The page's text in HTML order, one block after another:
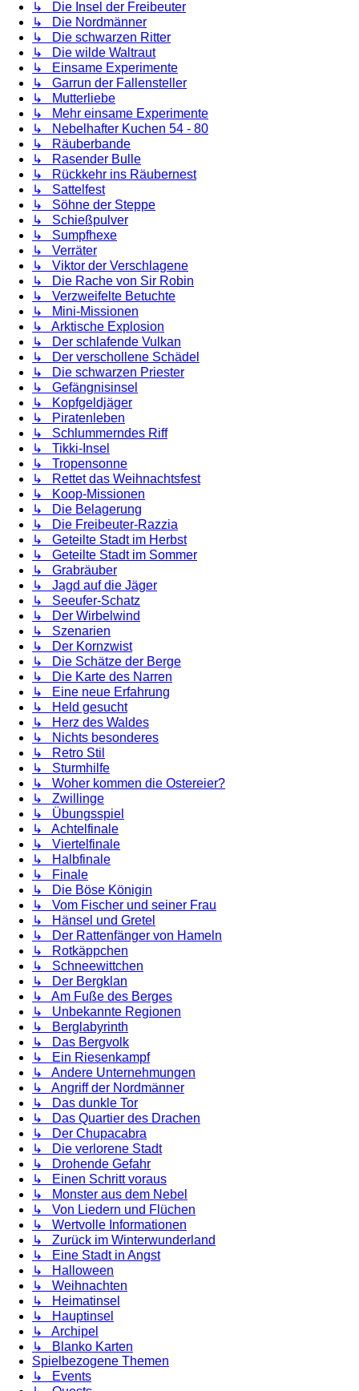
↳ Die Insel der Freibeuter
↳ Die Nordmänner
↳ Die schwarzen Ritter
↳ Die wilde Waltraut
↳ Einsame Experimente
↳ Garrun der Fallensteller
↳ Mutterliebe
↳ Mehr einsame Experimente
↳ Nebelhafter Kuchen 54 - 80
↳ Räuberbande
↳ Rasender Bulle
↳ Rückkehr ins Räubernest
↳ Sattelfest
↳ Söhne der Steppe
↳ Schießpulver
↳ Sumpfhexe
↳ Verräter
↳ Viktor der Verschlagene
↳ Die Rache von Sir Robin
↳ Verzweifelte Betuchte
↳ Mini-Missionen
↳ Arktische Explosion
↳ Der schlafende Vulkan
↳ Der verschollene Schädel
↳ Die schwarzen Priester
↳ Gefängnisinsel
↳ Kopfgeldjäger
↳ Piratenleben
↳ Schlummerndes Riff
↳ Tikki-Insel
↳ Tropensonne
↳ Rettet das Weihnachtsfest
↳ Koop-Missionen
↳ Die Belagerung
↳ Die Freibeuter-Razzia
↳ Geteilte Stadt im Herbst
↳ Geteilte Stadt im Sommer
↳ Grabräuber
↳ Jagd auf die Jäger
↳ Seeufer-Schatz
↳ Der Wirbelwind
↳ Szenarien
↳ Der Kornzwist
↳ Die Schätze der Berge
↳ Die Karte des Narren
↳ Eine neue Erfahrung
↳ Held gesucht
↳ Herz des Waldes
↳ Nichts besonderes
↳ Retro Stil
↳ Sturmhilfe
↳ Woher kommen die Ostereier?
↳ Zwillinge
↳ Übungsspiel
↳ Achtelfinale
↳ Viertelfinale
↳ Halbfinale
↳ Finale
↳ Die Böse Königin
↳ Vom Fischer und seiner Frau
↳ Hänsel und Gretel
↳ Der Rattenfänger von Hameln
↳ Rotkäppchen
↳ Schneewittchen
↳ Der Bergklan
↳ Am Fuße des Berges
↳ Unbekannte Regionen
↳ Berglabyrinth
↳ Das Bergvolk
↳ Ein Riesenkampf
↳ Andere Unternehmungen
↳ Angriff der Nordmänner
↳ Das dunkle Tor
↳ Das Quartier des Drachen
↳ Der Chupacabra
↳ Die verlorene Stadt
↳ Drohende Gefahr
↳ Einen Schritt voraus
↳ Monster aus dem Nebel
↳ Von Liedern und Flüchen
↳ Wertvolle Informationen
↳ Zurück im Winterwunderland
↳ Eine Stadt in Angst
↳ Halloween
↳ Weihnachten
↳ Heimatinsel
↳ Hauptinsel
↳ Archipel
↳ Blanko Karten
Spielbezogene Themen
↳ Events